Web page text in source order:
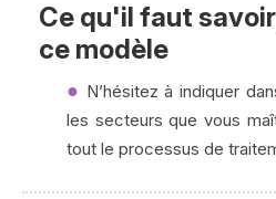
Ce qu'il faut
ce modèle
N’hésitez à indiquer
les secteurs que vous
tout le processus de